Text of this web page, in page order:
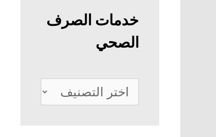
خدمات الصرف
الصحي
خدمات
الصرف